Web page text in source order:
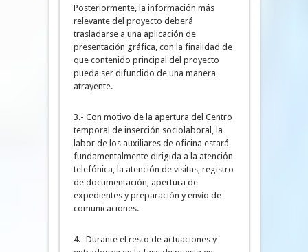
Posteriormente, la información más
relevante del proyecto deberá
trasladarse a una aplicación de
presentación gráfica, con la finalidad de
que contenido principal del proyecto
pueda ser difundido de una manera
atrayente.
3.- Con motivo de la apertura del Centro
temporal de inserción sociolaboral, la
labor de los auxiliares de oficina estará
fundamentalmente dirigida a la atención
telefónica, la atención de visitas, registro
de documentación, apertura de
expedientes y preparación y envío de
comunicaciones.
4.- Durante el resto de actuaciones y